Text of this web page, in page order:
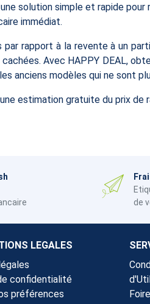
solution simple et rapide
immédiat.
rapport à la revente à un
cachées. Avec HAPPY DEAL,
anciens modèles qui ne sont
estimation gratuite du prix
de
LEGALES
confidentialité
préférences